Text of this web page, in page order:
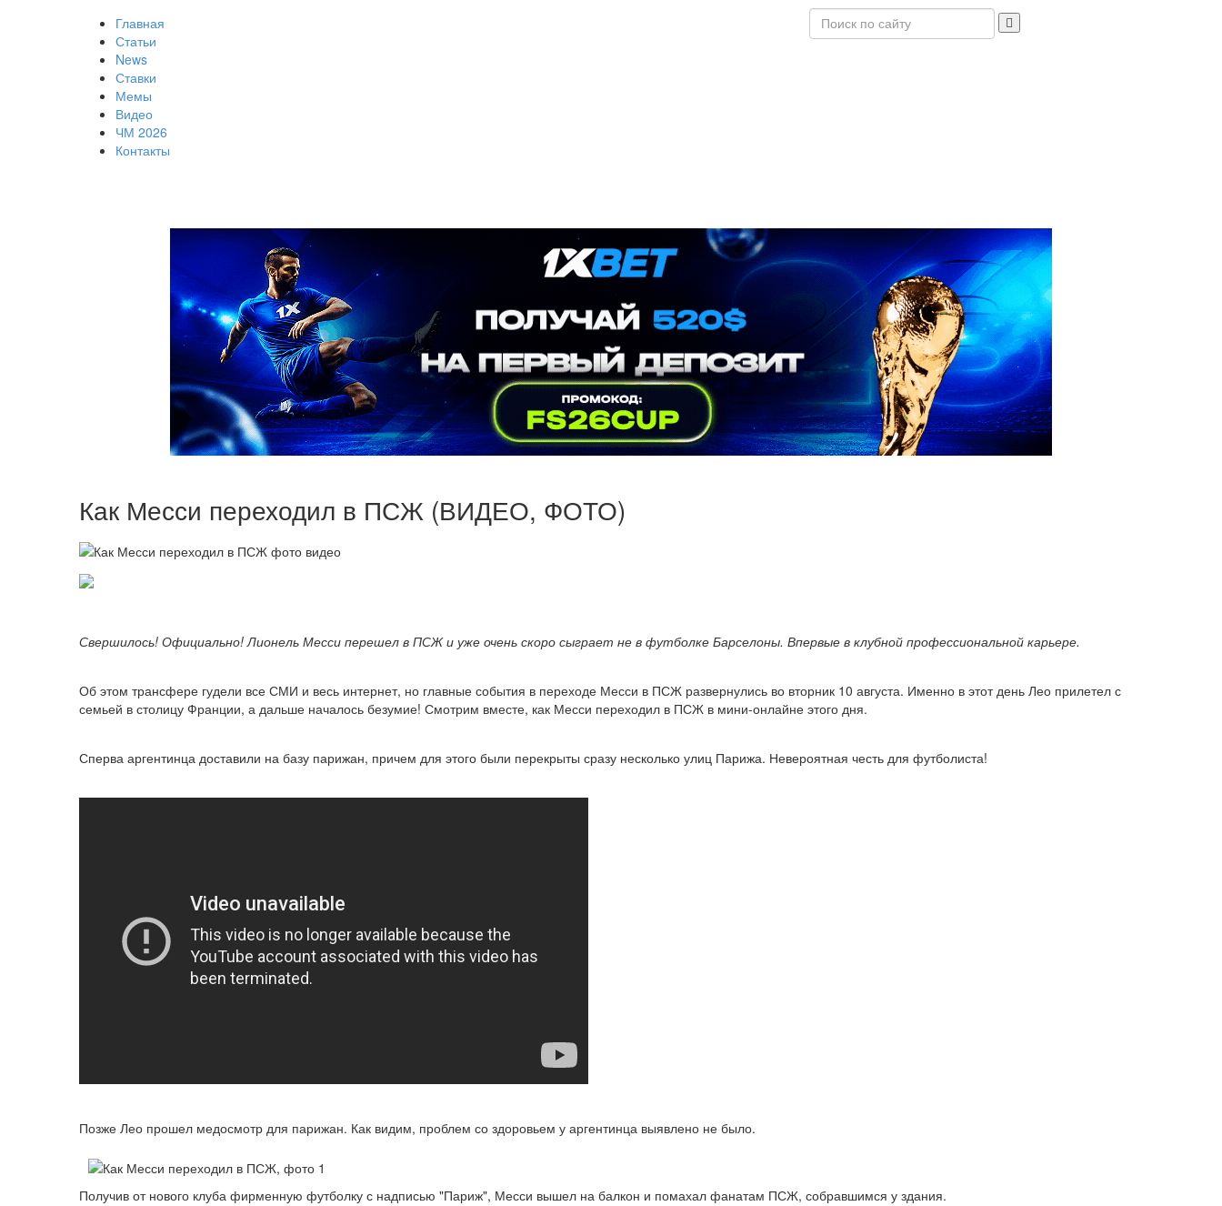
Главная
Статьи
News
Ставки
Мемы
Видео
ЧМ 2026
Контакты
Как Месси переходил в ПСЖ (ВИДЕО, ФОТО)
Свершилось! Официально! Лионель Месси перешел в ПСЖ и уже очень скоро сыграет не в футболке Барселоны. Впервые в клубной профессиональной карьере.
Об этом трансфере гудели все СМИ и весь интернет, но главные события в переходе Месси в ПСЖ развернулись во вторник 10 августа. Именно в этот день Лео прилетел с
семьей в столицу Франции, а дальше началось безумие! Смотрим вместе, как Месси переходил в ПСЖ в мини-онлайне этого дня.
Сперва аргентинца доставили на базу парижан, причем для этого были перекрыты сразу несколько улиц Парижа. Невероятная честь для футболиста!
Позже Лео прошел медосмотр для парижан. Как видим, проблем со здоровьем у аргентинца выявлено не было.
Получив от нового клуба фирменную футболку с надписью "Париж", Месси вышел на балкон и помахал фанатам ПСЖ, собравшимся у здания.